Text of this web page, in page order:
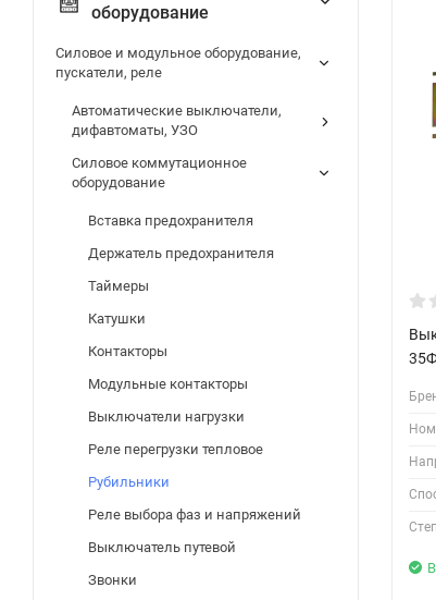
оборудование
Силовое и модульное оборудование,
пускатели, реле
Автоматические выключатели,
дифавтоматы, УЗО
Силовое коммутационное
оборудование
Вставка предохранителя
Держатель предохранителя
Таймеры
Катушки
Контакторы
Модульные контакторы
Выключатели нагрузки
Реле перегрузки тепловое
Рубильники
Реле выбора фаз и напряжений
Выключатель путевой
Звонки